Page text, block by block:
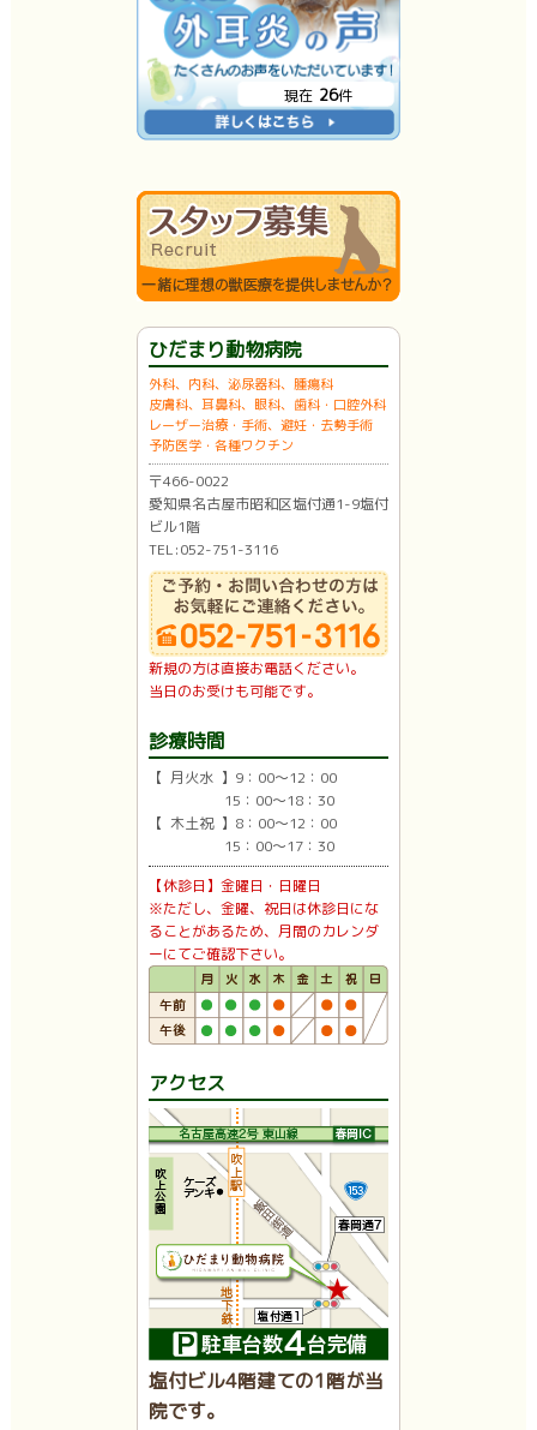
現在 26件
ひだまり動物病院
外科、内科、泌尿器科、腫瘍科
皮膚科、耳鼻科、眼科、歯科・口腔外科
レーザー治療・手術、避妊・去勢手術
予防医学・各種ワクチン
〒466-0022
愛知県名古屋市昭和区塩付通1-9塩付
ビル1階
TEL:052-751-3116
新規の方は直接お電話ください。
当日のお受けも可能です。
診療時間
【 月火水 】9：00〜12：00
15：00〜18：30
【 木土祝 】8：00〜12：00
15：00〜17：30
【休診日】金曜日・日曜日
※ただし、金曜、祝日は休診日にな
ることがあるため、月間のカレンダ
ーにてご確認下さい。
アクセス
塩付ビル4階建ての1階が当
院です。